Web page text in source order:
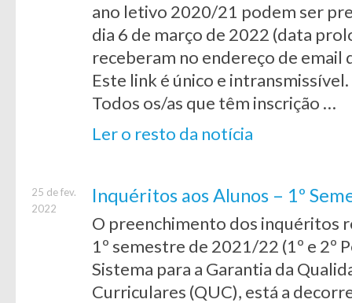
ano letivo 2020/21 podem ser
dia 6 de março de 2022 (data
receberam no endereço de email
Este link é único e intransmissível.
Todos os/as que têm inscrição …
Ler o resto da notícia
25 de fev.
2022
Inquéritos aos Alunos – 1º
O preenchimento dos inquéritos
1º semestre de 2021/22 (1º e 2º
Sistema para a Garantia da
Curriculares (QUC), está a